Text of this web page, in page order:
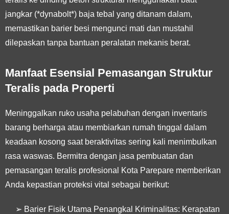
jangkar (*dynabolt*) baja tebal yang ditanam dalam,
memastikan barier besi mengunci mati dan mustahil
dilepaskan tanpa bantuan peralatan mekanis berat.
Manfaat Esensial Pemasangan Struktur
Teralis pada Properti
Meninggalkan ruko usaha pelabuhan dengan inventaris
barang berharga atau membiarkan rumah tinggal dalam
keadaan kosong saat beraktivitas sering kali menimbulkan
rasa waswas. Bermitra dengan jasa pembuatan dan
pemasangan teralis profesional Kota Parepare memberikan
Anda kepastian proteksi vital sebagai berikut:
➢ Barier Fisik Utama Penangkal Kriminalitas: Kerapatan